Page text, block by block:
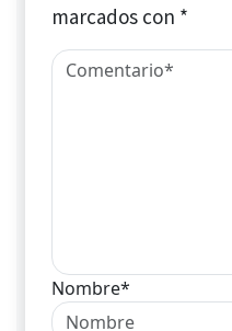
marcados con *
Nombre*